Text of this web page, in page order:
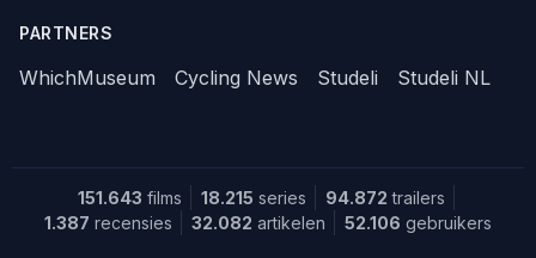
PARTNERS
WhichMuseum Cycling News Studeli Studeli NL
151.643 films 18.215 series 94.872 trailers
1.387 recensies 32.082 artikelen 52.106 gebruikers